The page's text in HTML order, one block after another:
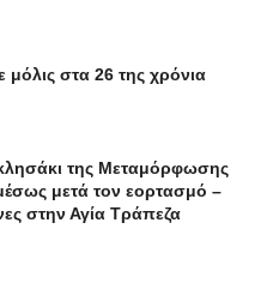
στα 26 της χρόνια
της Μεταμόρφωσης
μετά τον εορτασμό –
στην Αγία Τράπεζα